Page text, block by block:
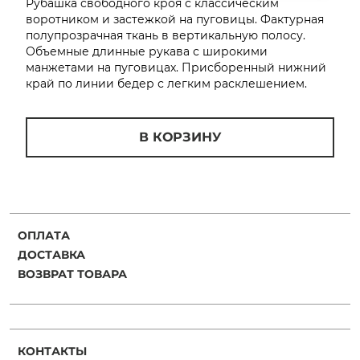
Рубашка свободного кроя с классическим
воротником и застежкой на пуговицы. Фактурная
полупрозрачная ткань в вертикальную полосу.
Объемные длинные рукава с широкими
манжетами на пуговицах. Присборенный нижний
край по линии бедер с легким расклешением.
В КОРЗИНУ
ОПЛАТА
ДОСТАВКА
ВОЗВРАТ ТОВАРА
КОНТАКТЫ
об оплате Плайтом
недели
8 800 302-02-51
plait.ru